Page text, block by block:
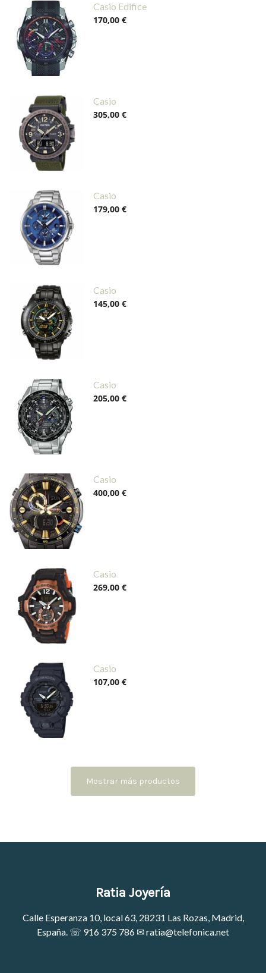
Casio Edifice
170,00 €
Casio
305,00 €
Casio
179,00 €
Casio
145,00 €
Casio
205,00 €
Casio
400,00 €
Casio
269,00 €
Casio
107,00 €
Mostrar más productos
Ratia Joyería
Calle Esperanza 10, local 63, 28231 Las Rozas, Madrid,
España. ☏ 916 375 786 ✉ratia@telefonica.net